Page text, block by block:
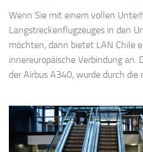
Wenn Sie mit einem vollen
Langstreckenflugzeuges in den
möchten, dann bietet LAN Chile
innereuropäische Verbindung an.
der Airbus A340, wurde durch die